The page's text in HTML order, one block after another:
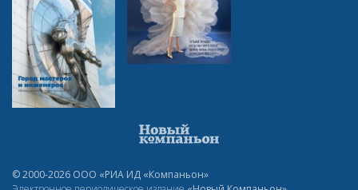
© 2000-2026 ООО «РИА ИД «Компаньон»